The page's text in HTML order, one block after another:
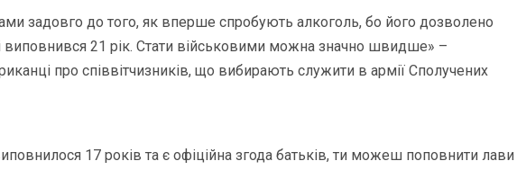
задовго до того, як вперше спробують алкоголь, бо його дозволено
виповнився 21 рік. Стати військовими можна значно швидше» –
про співвітчизників, що вибирають служити в армії Сполучених
17 років та є офіційна згода батьків, ти можеш поповнити лави